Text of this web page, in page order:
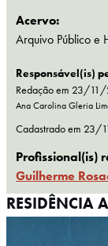
Acervo:
Arquivo Público e
Responsável(is)
Redação em 23/
Ana Carolina Gleria
Cadastrado em 23/
Profissional(is)
Guilherme
RESIDÊNCIA